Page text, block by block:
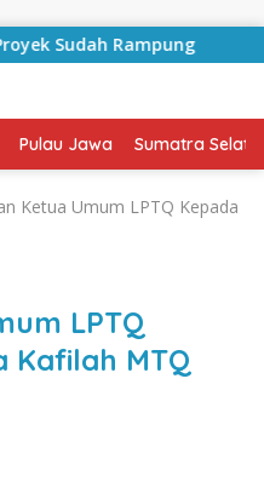
Rampung
Pulau Jawa Sumatra
Ketua Umum LPTQ Kepada
LPTQ
Kafilah MTQ